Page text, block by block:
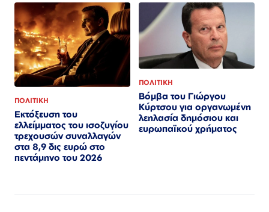
ΠΟΛΙΤΙΚΗ
Εκτόξευση του
ελλείμματος του ισοζυγίου
τρεχουσών συναλλαγών
στα 8,9 δις ευρώ στο
πεντάμηνο του 2026
ΠΟΛΙΤΙΚΗ
Βόμβα του Γιώργου
Κύρτσου για οργανωμένη
λεηλασία δημόσιου και
ευρωπαϊκού χρήματος